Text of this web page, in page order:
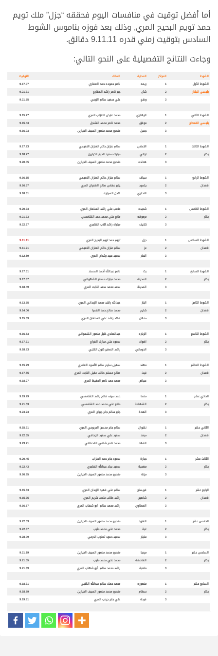
أما أفضل توقيت في منافسات اليوم فحققه “جزل” ملك تويم
حمد تويم البحيح المري, وذلك بعد فوزه بناموس الشوط
السادس بتوقيت زمني قدره 9.11.11 دقائق.
وجاءت النتائج التفصيلية على النحو التالي:
الشوط المراكز المطية المالك
التوقيت
الشوط الأول
1 ريمه ناصر حموده حمد العفاري
9.17.07
رئيسي البكار
2 شأن جبر ناصر راشد المقارح
9.21.31
3
وهج علي سعيد سالم الزرعي 9.21.75
الشوط الثاني 1 الرهاوي محمد عايض الحنزاب المري
9.15.27
رئيسي القعدان
2 موفق محمد ناصر محمد الشنجل
9.15.43
3
جميل منصور محمد منصور السيف الخيارين 9.16.03
الشوط الثالث 1 التماس سالم عنزان خاتم العنزان النعيمي
9.17.23
بكار
2 ليالي مبارك سعيد الجبع الخيارين
9.18.77
3
هداده منصور محمد منصور السيف الخيارين 9.20.05
الشوط الرابع 1 سياف سالم عنزان خاتم العنزان النعيمي
9.16.15
قعدان
2 جلمود جابر عفاس صالح الغفران المري
9.16.57
3
النحاوي هجن السيلية 9.18.61
الشوط الخامس 1 شديده متعب علي راشد السلعان المري
9.20.93
بكار
2 مرموقه مانع علي محمد حمد الشامسي
9.21.73
3
كلايف مبارك راشد ثلاب الهاجري 9.22.27
الشوط السادس 1 جزل تويم حمد تويم البحيح المري
9.11.11
قعدان
2 عز سالم عنزان خاتم العنزان النعيمي
9.11.71
3
الحذر سعيد عبيد رشدان المري 9.12.59
الشوط السابع 1 بث ناصر عبدالله أحمد المسند
9.17.31
بكار
2 المدينة محمد مبارك مسفر الشهواني
9.17.37
3
المدينة سعد محمد سعد النابت المري 9.18.49
الشوط الثامن 1 الباز عبدالله راشد محمد الزبداني المري
9.13.65
قعدان
2 شايم محمد صالح حمد القمرا
9.14.06
3
مذهل فهد راشد علي السلعان المري 9.15.39
الشوط التاسع 1 الزباره عبدالهادي خليل منصور الشهواني
9.16.63
بكار
2 اضواء سعود علي مبارك الفراج
9.17.71
3
الدوماني راشد الصغير كنون الكتبي 9.18.83
الشوط العاشر 1 مهند سهيل سليم سالم الأسود العامري
9.15.29
قعدان
2 غيث صالح مسلم طالب عقيل النابت المري
9.17.85
3
هياض محمد حمد ناصر الحفيظ المري 9.18.27
الحادي عشر 1 منصا حمد سيف فالح راشد الشامسي
9.19.29
بكار
2 الشهامة مانع علي محمد حمد الشامسي
9.21.53
3
الهدة جابر سالم جابر جبران المري 9.23.23
الثاني عشر 1 نشوان سالم جابر محسن الجربوعي المري
9.15.91
قعدان
2 مبعد سعيد علي سعيد الجحافي
9.22.35
3
الفهد محمد ناصر شافي القحطاني 9.23.21
الثالث عشر 1 جبارة سعود جابر حمد الحنزاب
9.20.45
بكار
2 مضحية سعيد بجاد عبدالله الهاجري
9.22.43
3
مزنة منصور محمد منصور السيف الخيارين 9.26.95
الرابع عشر 1 فريسان سالم علي فهيد الزبدان المري
9.15.83
قعدان
2 شاهين راشد طالب متعب شريم المري
9.15.95
3
العطاوي راشد محمد سالم أبو شهاب المري 9.16.67
الخامس عشر 1 العنود منصور محمد منصور السيف الخيارين
9.22.03
بكار
2 غبة محمد علي محمد مثيب
9.22.87
3
مذيار سعيد حمود ثعلوب الدرعي 9.28.09
السادس عشر 1 مرحبا منصور محمد منصور السيف الخيارين
9.21.19
بكار
2 العاصفة محمد علي محمد مثيب
9.21.55
3
متعبة راشد محمد سالم أبو شهاب المري 9.21.89
السابع عشر 1 منصوره محمد حماد سالم عبدالله الكتبي
9.18.31
بكار
2 سطام منصور محمد منصور السيف الخيارين
9.18.89
3
فرحة علي جابر جرحب المري 9.19.81